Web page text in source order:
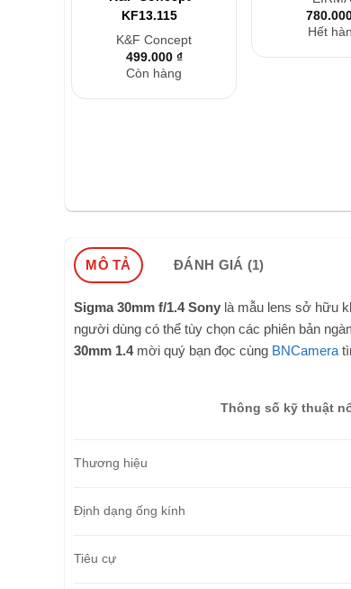
KF13.115
K&F Concept
499.000 ₫
Còn hàng
Hết
MÔ TẢ ĐÁNH GIÁ (1)
Sigma 30mm f/1.4 Sony là mẫu lens sở hữu
người dùng có thể tùy chọn các phiên bản
30mm 1.4mời quý bạn đọc cùng BNCamera
Thông số kỹ thuật
Thương hiệu
Định dạng ống kính
Tiêu cự